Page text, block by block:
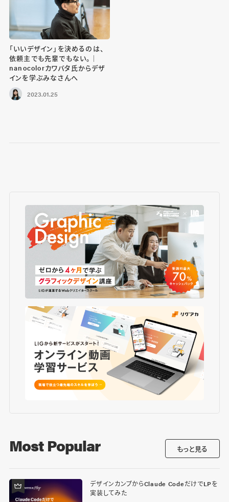
「いいデザイン」を決めるのは、
依頼主でも先輩でもない。｜
nanocolorカワバタ氏からデザ
インを学ぶみなさんへ
2023.01.25
Most Popular もっと見る
デザインカンプからClaude CodeだけでLPを
実装してみた